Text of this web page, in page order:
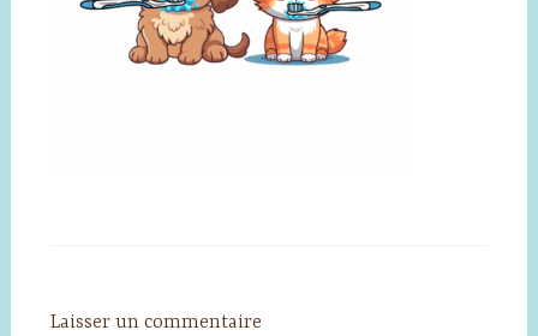
Laisser un commentaire